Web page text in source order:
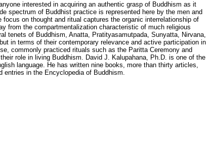
interested in acquiring an authentic grasp of Buddhism as it
spectrum of Buddhist practice is represented here by the men and
on thought and ritual captures the organic interrelationship of
from the compartmentalization characteristic of much religious
tenets of Buddhism, Anatta, Pratityasamutpada, Sunyatta, Nirvana,
in terms of their contemporary relevance and active participation in
commonly practiced rituals such as the Paritta Ceremony and
role in living Buddhism. David J. Kalupahana, Ph.D. is one of the
language. He has written nine books, more than thirty articles,
entries in the Encyclopedia of Buddhism.